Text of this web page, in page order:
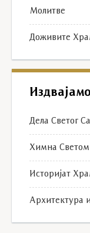
Молитве
Доживите
Издвајамо
Дела Светог
Химна
Историјат
Архитектура